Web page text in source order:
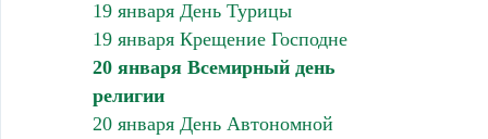
19 января День Турицы
19 января Крещение Господне
20 января Всемирный день
религии
20 января День Автономной